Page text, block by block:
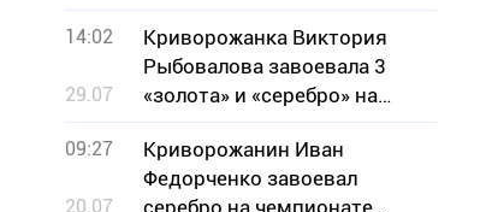
чемпионате Европы по
борьбе
14:02
29.07
Криворожанка Виктория
Рыбовалова завоевала 3
«золота» и «серебро» на
чемпионате мира по
стрельбе
09:27
20.07
Криворожанин Иван
Федорченко завоевал
серебро на чемпионате